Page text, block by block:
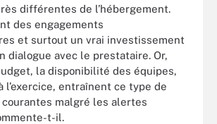
différentes de l’hébergement.
des engagements
et surtout un vrai investissement
dialogue avec le prestataire. Or,
la disponibilité des équipes,
l’exercice, entraînent ce type de
malgré les alertes
t-il.